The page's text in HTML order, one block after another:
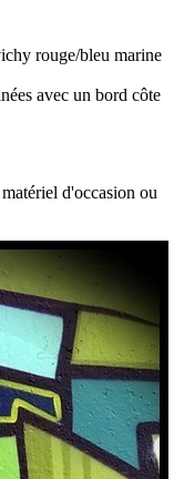
rouge/bleu marine
avec un bord côte
d'occasion ou